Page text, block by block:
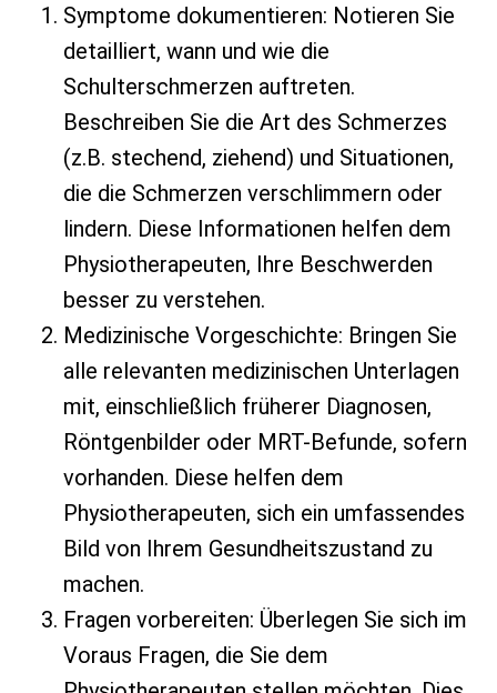
Symptome dokumentieren: Notieren Sie
detailliert, wann und wie die
Schulterschmerzen auftreten.
Beschreiben Sie die Art des Schmerzes
(z.B. stechend, ziehend) und Situationen,
die die Schmerzen verschlimmern oder
lindern. Diese Informationen helfen dem
Physiotherapeuten, Ihre Beschwerden
besser zu verstehen.
Medizinische Vorgeschichte: Bringen Sie
alle relevanten medizinischen Unterlagen
mit, einschließlich früherer Diagnosen,
Röntgenbilder oder MRT-Befunde, sofern
vorhanden. Diese helfen dem
Physiotherapeuten, sich ein umfassendes
Bild von Ihrem Gesundheitszustand zu
machen.
Fragen vorbereiten: Überlegen Sie sich im
Voraus Fragen, die Sie dem